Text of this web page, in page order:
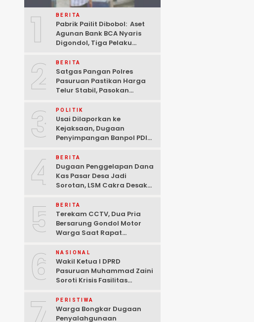
1 BERITA
Pabrik Pailit Dibobol: Aset
Agunan Bank BCA Nyaris
Digondol, Tiga Pelaku
Pasuruan
2 BERITA
Satgas Pangan Polres
Pasuruan Pastikan Harga
Telur Stabil, Pasokan
Kekhawatiran Fluktuasi
3 POLITIK
Usai Dilaporkan ke
Kejaksaan, Dugaan
Penyimpangan Banpol PDIP
Tuntas “6 Eks Ketua PAC
Cabut Laporan”
4 BERITA
Dugaan Penggelapan Dana
Kas Pasar Desa Jadi
Sorotan, LSM Cakra Desak
5 BERITA
Terekam CCTV, Dua Pria
Bersarung Gondol Motor
Warga Saat Rapat
6 NASIONAL
Wakil Ketua I DPRD
Pasuruan Muhammad Zaini
Soroti Krisis Fasilitas
Anggaran
PERISTIWA
Warga Bongkar Dugaan
Penyalahgunaan